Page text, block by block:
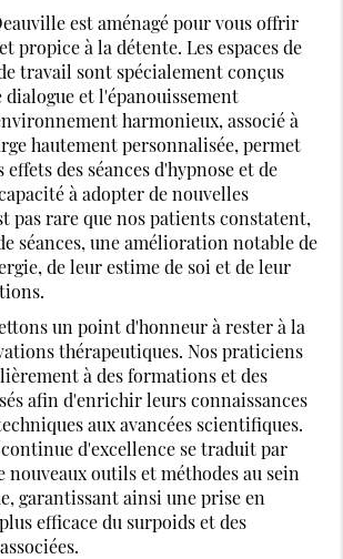
est aménagé pour vous offrir
propice à la détente. Les espaces de
travail sont spécialement conçus
et l'épanouissement
harmonieux, associé à
hautement personnalisée, permet
des séances d'hypnose et de
à adopter de nouvelles
pas rare que nos patients constatent,
séances, une amélioration notable de
de leur estime de soi et de leur
un point d'honneur à rester à la
thérapeutiques. Nos praticiens
à des formations et des
afin d'enrichir leurs connaissances
aux avancées scientifiques.
d'excellence se traduit par
outils et méthodes au sein
garantissant ainsi une prise en
efficace du surpoids et des